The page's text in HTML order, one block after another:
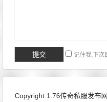
记住我,下次
Copyright 1.76传奇私服发布